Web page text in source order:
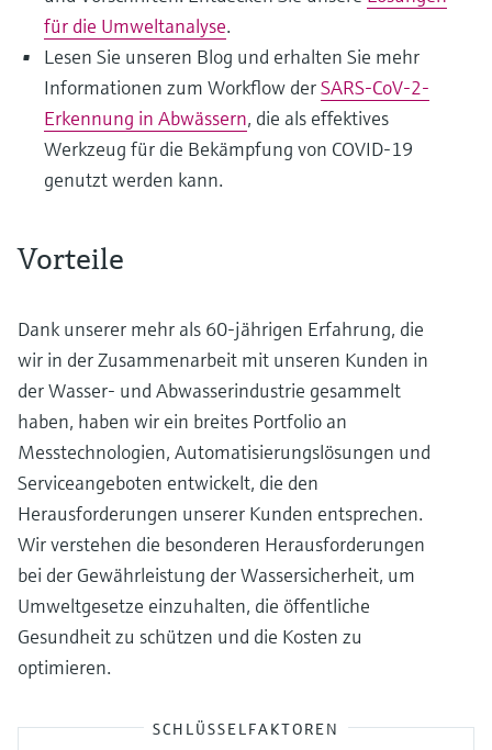
für die Umweltanalyse.
Lesen Sie unseren Blog und erhalten Sie mehr
Informationen zum Workflow derSARS-CoV-2-
Erkennung in Abwässern, die als effektives
Werkzeug für die Bekämpfung von COVID-19
genutzt werden kann.
Vorteile
Dank unserer mehr als 60-jährigen Erfahrung, die
wir in der Zusammenarbeit mit unseren Kunden in
der Wasser- und Abwasserindustrie gesammelt
haben, haben wir ein breites Portfolio an
Messtechnologien, Automatisierungslösungen und
Serviceangeboten entwickelt, die den
Herausforderungen unserer Kunden entsprechen.
Wir verstehen die besonderen Herausforderungen
bei der Gewährleistung der Wassersicherheit, um
Umweltgesetze einzuhalten, die öffentliche
Gesundheit zu schützen und die Kosten zu
optimieren.
SCHLÜSSELFAKTOREN